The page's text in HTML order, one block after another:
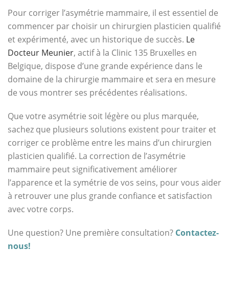
Pour corriger l’asymétrie mammaire, il est essentiel de
commencer par choisir un chirurgien plasticien qualifié
et expérimenté, avec un historique de succès. Le
Docteur Meunier, actif à la Clinic 135 Bruxelles en
Belgique, dispose d’une grande expérience dans le
domaine de la chirurgie mammaire et sera en mesure
de vous montrer ses précédentes réalisations.
Que votre asymétrie soit légère ou plus marquée,
sachez que plusieurs solutions existent pour traiter et
corriger ce problème entre les mains d’un chirurgien
plasticien qualifié. La correction de l’asymétrie
mammaire peut significativement améliorer
l’apparence et la symétrie de vos seins, pour vous aider
à retrouver une plus grande confiance et satisfaction
avec votre corps.
Une question? Une première consultation? Contactez-
nous!